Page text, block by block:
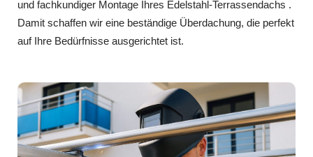
und fachkundiger Montage Ihres Edelstahl-Terrassendachs .
Damit schaffen wir eine beständige Überdachung, die perfekt
auf Ihre Bedürfnisse ausgerichtet ist.